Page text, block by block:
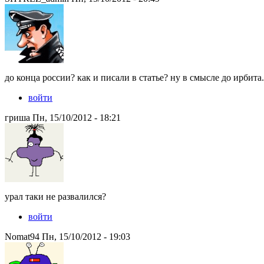
до конца россии? как и писали в статье? ну в смысле до
войти
гриша Пн, 15/10/2012 - 18:21
урал таки не развалился?
войти
Nomat94 Пн, 15/10/2012 - 19:03